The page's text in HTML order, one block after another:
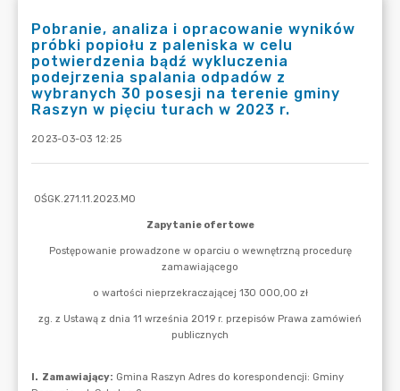
Pobranie, analiza i opracowanie wyników
próbki popiołu z paleniska w celu
potwierdzenia bądź wykluczenia
podejrzenia spalania odpadów z
wybranych 30 posesji na terenie gminy
Raszyn w pięciu turach w 2023 r.
2023-03-03 12:25